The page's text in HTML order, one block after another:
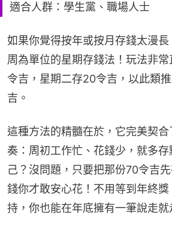
適合人群：學生黨、職場人士
如果你覺得按年或按月存錢太漫
周為單位的星期存錢法！玩法非
令吉，星期二存20令吉，以此類
吉。
這種方法的精髓在於，它完美契
奏：周初工作忙、花錢少，就多
己？沒問題，只要把那份70令吉
錢你才敢安心花！不用等到年終
持，你也能在年底擁有一筆說走就